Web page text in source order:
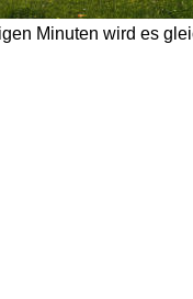
Minuten wird es